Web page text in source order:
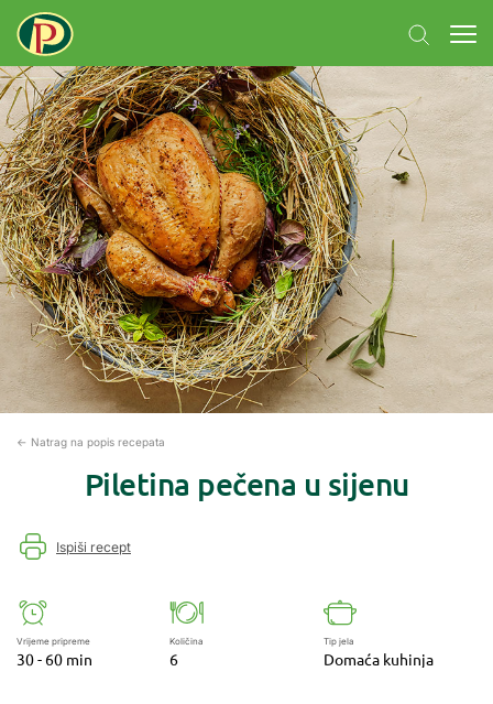
← Natrag na popis recepata
Piletina pečena u sijenu
Ispiši recept
Vrijeme pripreme
30 - 60 min
Količina
6
Tip jela
Domaća kuhinja